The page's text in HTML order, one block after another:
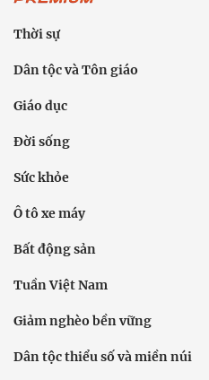
Thời sự
Dân tộc và Tôn giáo
Giáo dục
Đời sống
Sức khỏe
Ô tô xe máy
Bất động sản
Tuần Việt Nam
Giảm nghèo bền vững
Dân tộc thiểu số và miền núi